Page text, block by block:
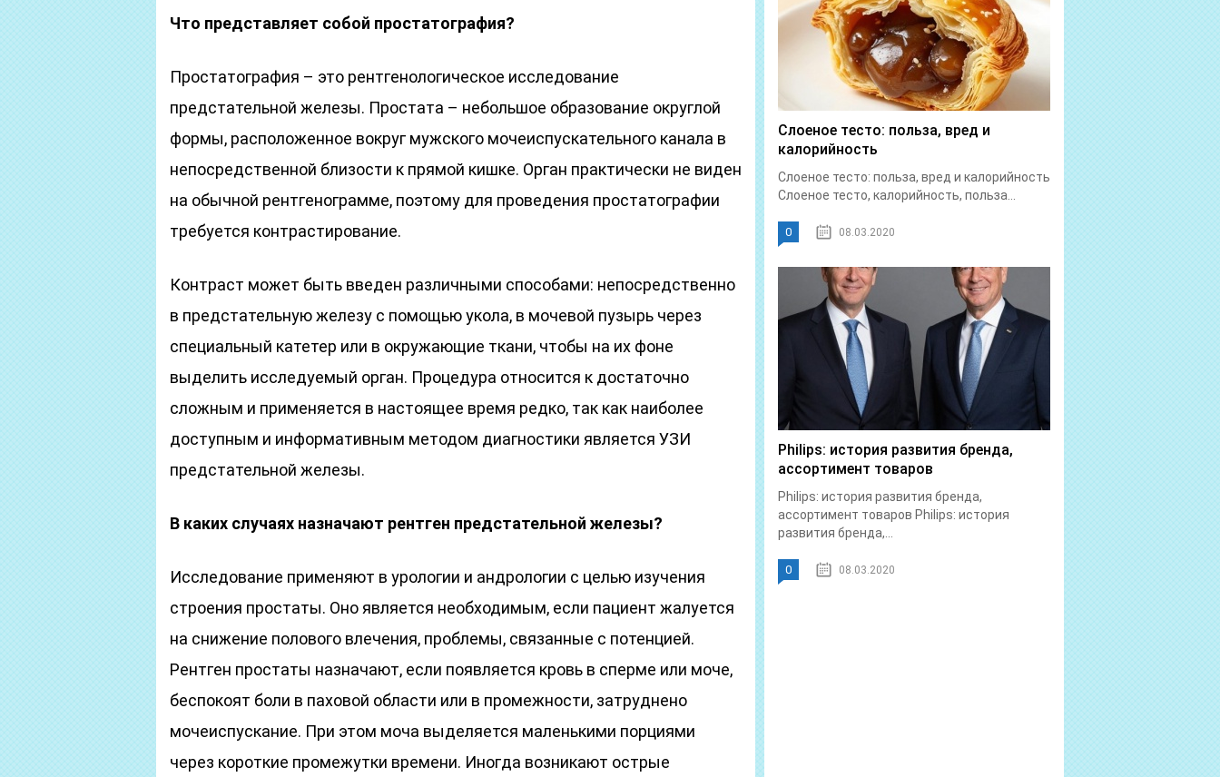
Что представляет собой простатография?
Простатография – это рентгенологическое исследование
предстательной железы. Простата – небольшое образование округлой
формы, расположенное вокруг мужского мочеиспускательного канала в
непосредственной близости к прямой кишке. Орган практически не виден
на обычной рентгенограмме, поэтому для проведения простатографии
требуется контрастирование.
Контраст может быть введен различными способами: непосредственно
в предстательную железу с помощью укола, в мочевой пузырь через
специальный катетер или в окружающие ткани, чтобы на их фоне
выделить исследуемый орган. Процедура относится к достаточно
сложным и применяется в настоящее время редко, так как наиболее
доступным и информативным методом диагностики является УЗИ
предстательной железы.
В каких случаях назначают рентген предстательной железы?
Исследование применяют в урологии и андрологии с целью изучения
строения простаты. Оно является необходимым, если пациент жалуется
на снижение полового влечения, проблемы, связанные с потенцией.
Рентген простаты назначают, если появляется кровь в сперме или моче,
беспокоят боли в паховой области или в промежности, затруднено
мочеиспускание. При этом моча выделяется маленькими порциями
через короткие промежутки времени. Иногда возникают острые
Слоеное тесто: польза, вред и
калорийность
Слоеное тесто: польза, вред и калорийность
Слоеное тесто, калорийность, польза...
0 08.03.2020
Philips: история развития бренда,
ассортимент товаров
Philips: история развития бренда,
ассортимент товаров Philips: история
развития бренда,...
0 08.03.2020